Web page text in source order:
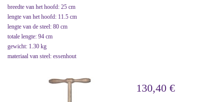
breedte van het hoofd: 25 cm
lengte van het hoofd: 11.5 cm
lengte van de steel: 80 cm
totale lengte: 94 cm
gewicht: 1.30 kg
materiaal van steel: essenhout
130,40 €